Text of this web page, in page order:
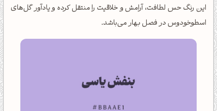
این رنگ حس لطافت، آرامش و خلاقیت را منتقل کرده و یادآور گل‌های
اسطوخودوس در فصل بهار می‌باشد.